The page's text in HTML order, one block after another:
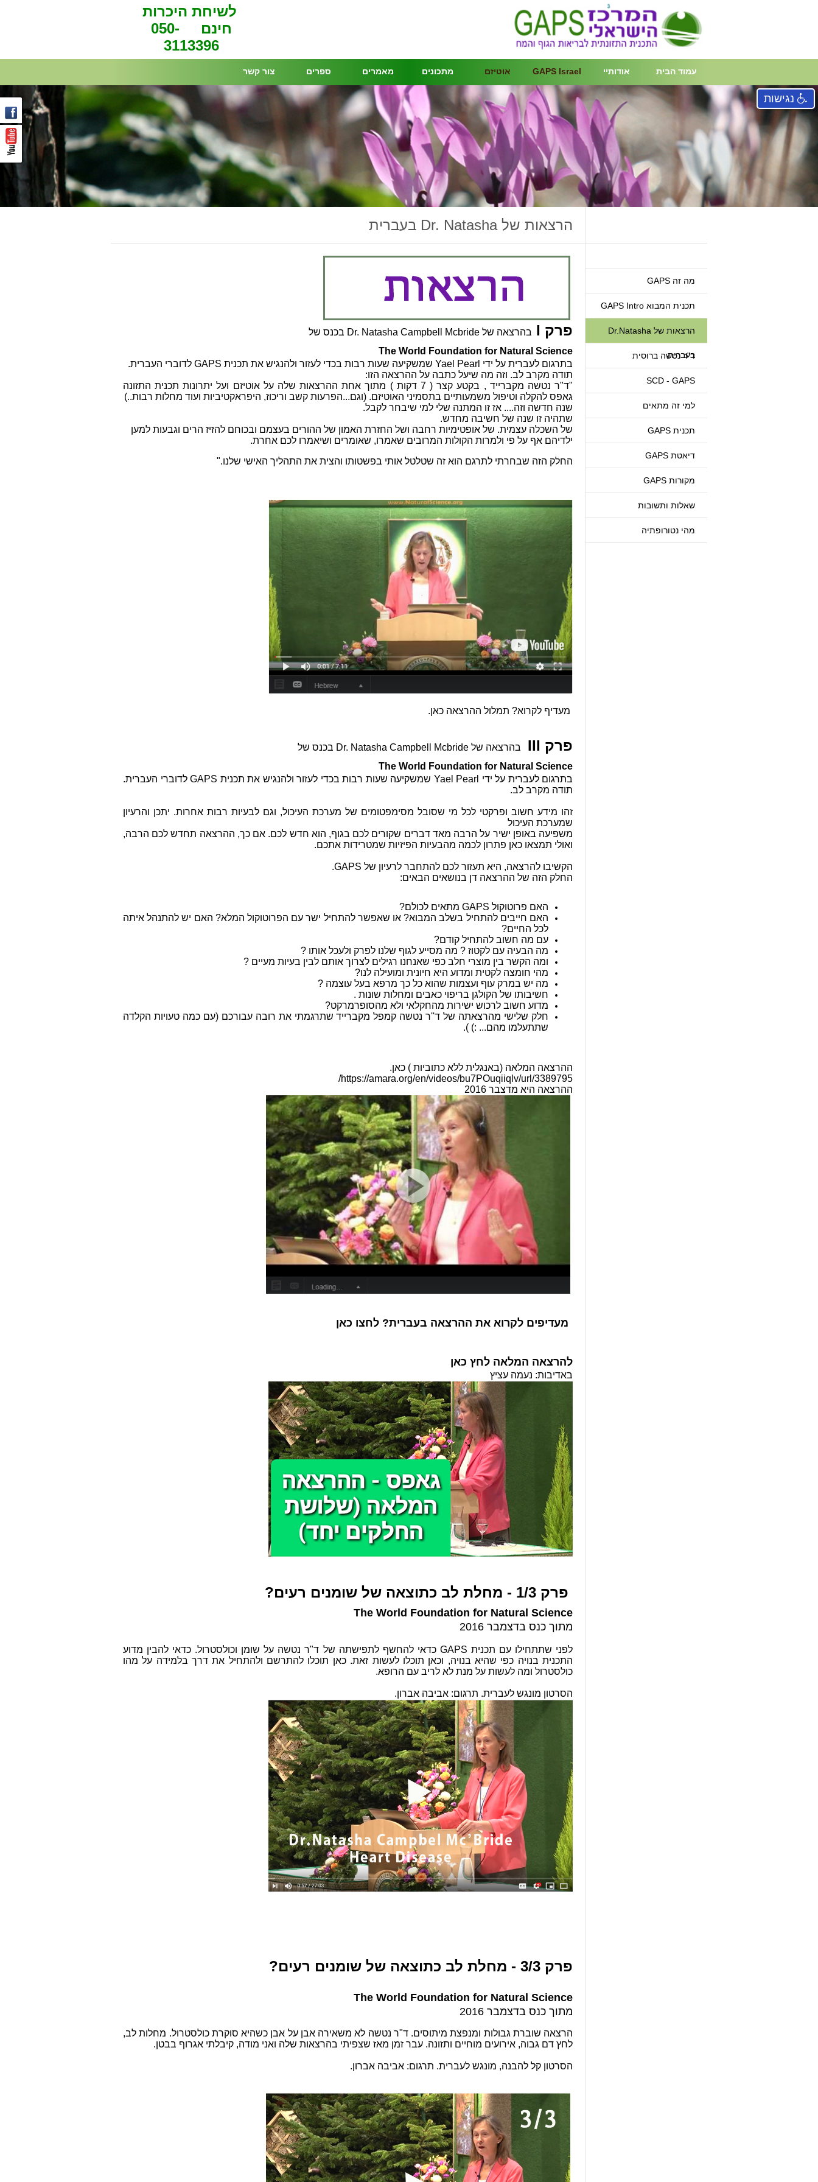
עמוד הבית אודותיי GAPS Israel אוטיזם מתכונים מאמרים ספרים צור קשר
לשיחת היכרות
חינם 050-
3113396
מה זה GAPS
תכנית המבוא GAPS Intro
הרצאות של Dr.Natasha
בעברית
ד"ר נטשה ברוסית
SCD - GAPS
למי זה מתאים
תכנית GAPS
דיאטת GAPS
מקורות GAPS
שאלות ותשובות
מהי נטורופתיה
הרצאות של Dr. Natasha בעברית
פרק I
בהרצאה של Dr. Natasha Campbell Mcbride בכנס של
The World Foundation for Natural Science
בתרגום לעברית על ידי Yael Pearl שמשקיעה שעות רבות בכדי לעזור ולהנגיש את תכנית GAPS לדוברי העברית.
תודה מקרב לב. וזה מה שיעל כתבה על ההרצאה הזו:
"ד"ר נטשה
מקברייד , בקטע קצר ( 7 דקות ) מתוך אחת ההרצאות שלה על אוטיזם ועל יתרונות תכנית התזונה
גאפס להקלה וטיפול משמעותיים בתסמיני האוטיזם. (וגם...הפרעות קשב וריכוז, היפראקטיביות ועוד מחלות רבות..)
שנה חדשה וזה.... אז זו המתנה שלי למי שיבחר לקבל.
שתהיה זו שנה של חשיבה מחדש.
של השכלה עצמית. של אופטימיות רחבה ושל החזרת האמון של ההורים בעצמם ובכוחם להזיז הרים וגבעות למען
ילדיהם אף על פי ולמרות הקולות המרובים שאמרו, שאומרים ושיאמרו לכם אחרת.
החלק הזה שבחרתי לתרגם הוא זה שטלטל אותי בפשטותו והצית את התהליך האישי שלנו."
מעדיף לקרוא? תמלול ההרצאה כאן.
פרק III
בהרצאה של Dr. Natasha Campbell Mcbride בכנס של
The World Foundation for Natural Science
ב
תרגום לעברית על ידי Yael Pearl שמשקיעה שעות רבות בכדי לעזור ולהנגיש את תכנית GAPS לדוברי העברית.
תודה מקרב לב.
זהו מידע חשוב ופרקטי לכל מי שסובל מסימפטומים של מערכת העיכול, וגם לבעיות רבות אחרות. יתכן והרעיון
שמערכת העיכול
משפיעה באופן ישיר על הרבה מאד דברים שקורים לכם בגוף, הוא חדש לכם. אם כך, ההרצאה תחדש לכם הרבה,
ואולי תמצאו כאן פתרון לכמה מהבעיות הפיזיות שמטרידות אתכם.
הקשיבו להרצאה, היא תעזור לכם להתחבר לרעיון של GAPS.
החלק הזה של ההרצאה דן בנושאים הבאים:
האם פרוטוקול GAPS מתאים לכולם?
האם חייבים להתחיל בשלב המבוא? או שאפשר להתחיל ישר עם הפרוטוקול המלא? האם יש להתנהל איתה
לכל החיים?
עם מה חשוב להתחיל קודם?
מה הבעיה עם לקטוז ? מה מסייע לגוף שלנו לפרק ולעכל אותו ?
ומה הקשר בין מוצרי חלב כפי שאנחנו רגילים לצרוך אותם לבין בעיות מעיים ?
מהי חומצה לקטית ומדוע היא חיונית ומועילה לנו?
מה יש במרק עוף ועצמות שהוא כל כך מרפא בעל עוצמה ?
חשיבותו של הקולגן בריפוי כאבים ומחלות שונות .
מדוע חשוב לרכוש ישירות מהחקלאי ולא מהסופרמרקט?
חלק שלישי מהרצאתה של ד''ר נטשה קמפל מקברייד שתרגמתי את רובה עבורכם (עם כמה טעויות הקלדה
שתתעלמו מהם... :) ).
ההרצאה המלאה (באנגלית ללא כתוביות ) כאן.
https://amara.org/en/videos/bu7POuqiiqlv/url/3389795
/
ההרצאה היא מדצבר 2016
מעדיפים לקרוא את ההרצאה בעברית? לחצו כאן
להרצאה המלאה לחץ כאן
באדיבות: נעמה עציץ
פרק 1/3 - מחלת לב כתוצאה של שומנים רעים?
The World Foundation for Natural Science
מתוך כנס בדצמבר 2016
לפני שתתחילו עם תכנית GAPS כדאי להחשף לתפישתה של ד"ר נטשה על שומן וכולסטרול. כדאי להבין מדוע
התכנית בנויה כפי שהיא בנויה, וכאן תוכלו לעשות זאת. כאן תוכלו להתרשם ולהתחיל את דרך בלמידה על מהו
כולסטרול ומה לעשות על מנת לא לריב עם הרופא.
הסרטון מונגש לעברית. תרגום: אביבה אברון.
פרק 3/3 - מחלת לב כתוצאה של שומנים רעים?
The World Foundation for Natural Science
מתוך כנס בדצמבר 2016
הרצאה שוברת גבולות ומנפצת מיתוסים. ד"ר נטשה לא משאירה אבן על אבן כשהיא סוקרת כולסטרול. מחלות לב,
לחץ דם גבוה, אירועים מוחיים ותזונה. עבר זמן מאז שצפיתי בהרצאות שלה ואני מודה, קיבלתי אגרוף בבטן.
הסרטון קל להבנה, מונגש לעברית. תרגום: אביבה אברון.
נגישות